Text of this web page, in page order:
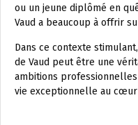
ou un jeune diplômé en
Vaud a beaucoup à offrir
Dans ce contexte
de Vaud peut être une
ambitions
vie exceptionnelle au cœur